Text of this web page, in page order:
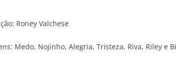
Roney Valchese
Medo, Nojinho, Alegria, Tristeza, Riva, Riley e